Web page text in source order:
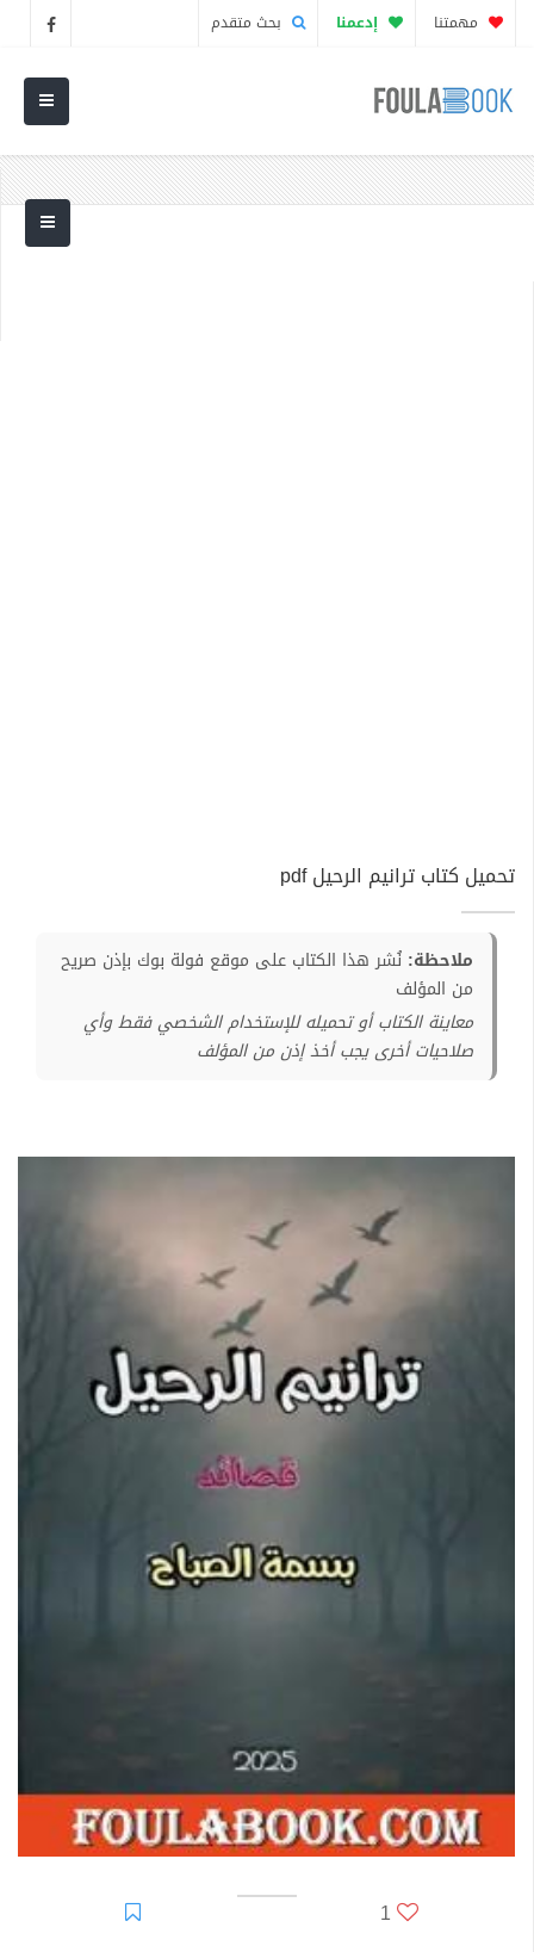
مهمتنا إدعمنا بحث متقدم
تحميل كتاب ترانيم الرحيل pdf
ملاحظة: نُشر هذا الكتاب على موقع فولة بوك بإذن صريح
من المؤلف
معاينة الكتاب أو تحميله للإستخدام الشخصي فقط وأي
صلاحيات أخرى يجب أخذ إذن من المؤلف
1